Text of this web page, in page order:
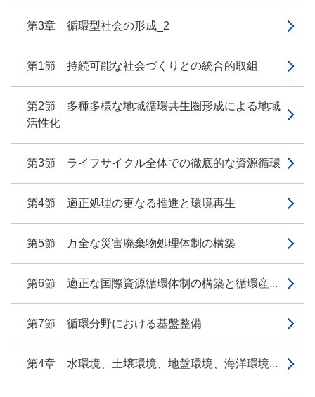
第3章 循環型社会の形成_2
第1節 持続可能な社会づくりとの統合的取組
第2節 多種多様な地域循環共生圏形成による地域
活性化
第3節 ライフサイクル全体での徹底的な資源循環
第4節 適正処理の更なる推進と環境再生
第5節 万全な災害廃棄物処理体制の構築
第6節 適正な国際資源循環体制の構築と循環産...
第7節 循環分野における基盤整備
第4章 水環境、土壌環境、地盤環境、海洋環境...